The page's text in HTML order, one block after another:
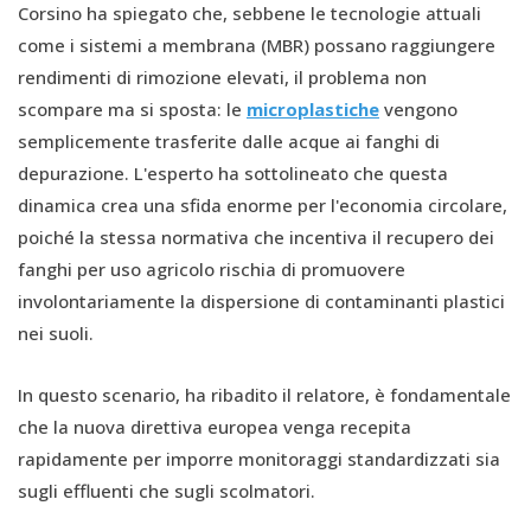
Corsino ha spiegato che, sebbene le tecnologie attuali
come i sistemi a membrana (MBR) possano raggiungere
rendimenti di rimozione elevati, il problema non
scompare ma si sposta: le microplastiche vengono
semplicemente trasferite dalle acque ai fanghi di
depurazione. L'esperto ha sottolineato che questa
dinamica crea una sfida enorme per l'economia circolare,
poiché la stessa normativa che incentiva il recupero dei
fanghi per uso agricolo rischia di promuovere
involontariamente la dispersione di contaminanti plastici
nei suoli.
In questo scenario, ha ribadito il relatore, è fondamentale
che la nuova direttiva europea venga recepita
rapidamente per imporre monitoraggi standardizzati sia
sugli effluenti che sugli scolmatori.